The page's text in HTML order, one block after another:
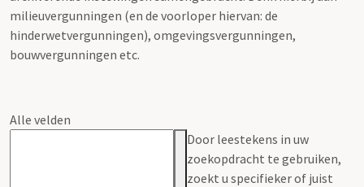
milieuvergunningen (en de voorloper hiervan: de
hinderwetvergunningen), omgevingsvergunningen,
bouwvergunningen etc.
Alle velden
Door leestekens in uw
zoekopdracht te gebruiken,
zoekt u specifieker of juist